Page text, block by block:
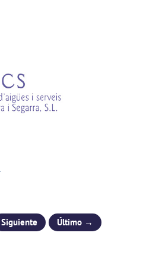
Siguiente Último →